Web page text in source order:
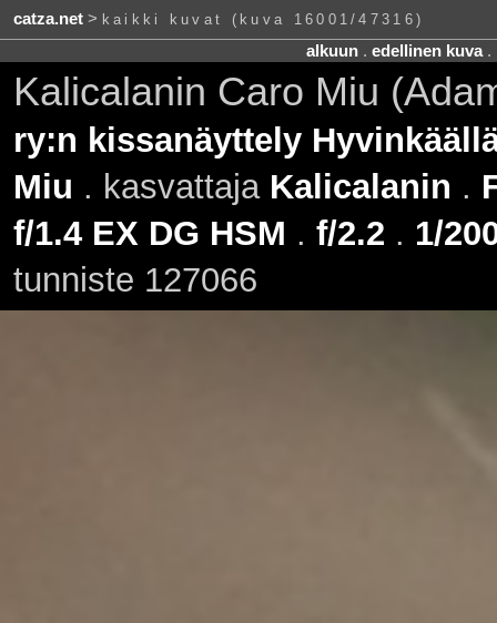
catza.net> kaikki kuvat (kuva 16001/47316)
alkuun. edellinen kuva.
Kalicalanin Caro Miu
ry:n kissanäyttely
Miu . kasvattaja Kalicalanin .
f/1.4 EX DG HSM . f/2.2 . 1/
tunniste 127066